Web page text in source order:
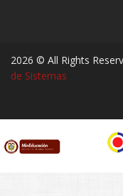
2026 © All Rights
de Sistemas